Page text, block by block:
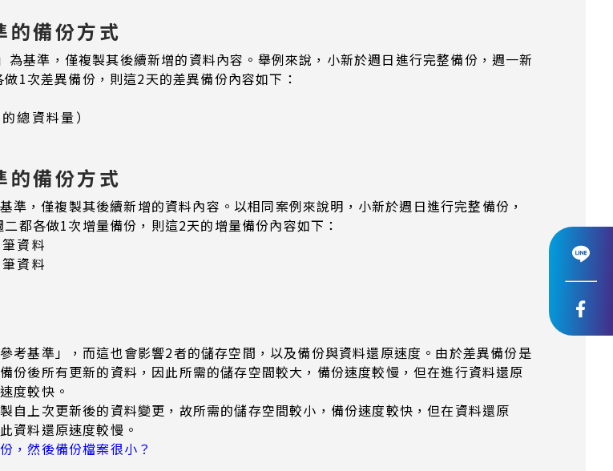
的備份方式
準，僅複製其後續新增的資料內容。舉例來說，小新於週日進行完整備份，週一新
1次差異備份，則這2天的差異備份內容如下：
總資料量）
的備份方式
，僅複製其後續新增的資料內容。以相同案例來說明，小新於週日進行完整備份，
都各做1次增量備份，則這2天的增量備份內容如下：
資料
資料
考基準」，而這也會影響2者的儲存空間，以及備份與資料還原速度。由於差異備份是
份後所有更新的資料，因此所需的儲存空間較大，備份速度較慢，但在進行資料還原
度較快。
自上次更新後的資料變更，故所需的儲存空間較小，備份速度較快，但在資料還原
資料還原速度較慢。
，然後備份檔案很小？